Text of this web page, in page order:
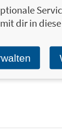
dir in